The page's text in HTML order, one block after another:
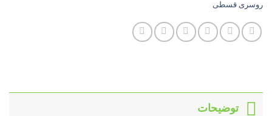
روسری قسطی
توضیحات